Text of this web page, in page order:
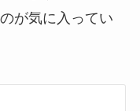
が気に入ってい